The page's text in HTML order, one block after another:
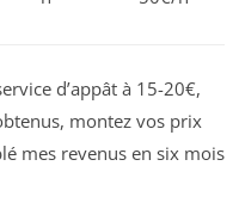
d’appât à 15-20€,
montez vos prix
mes revenus en six mois